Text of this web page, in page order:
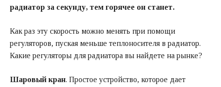
радиатор за секунду, тем горячее он станет.
Как раз эту скорость можно менять при помощи
регуляторов, пуская меньше теплоносителя в радиатор.
Какие регуляторы для радиатора вы найдете на рынке?
Шаровый кран. Простое устройство, которое дает